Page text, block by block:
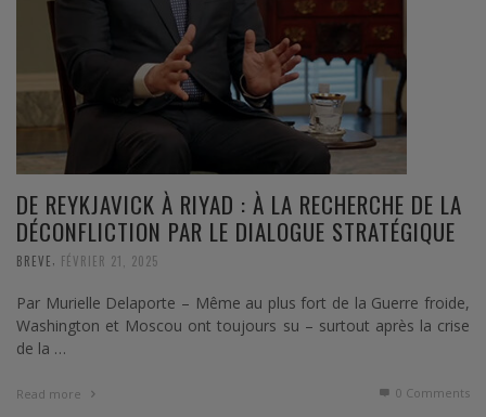
DE REYKJAVICK À RIYAD : À LA RECHERCHE DE LA
DÉCONFLICTION PAR LE DIALOGUE STRATÉGIQUE
BREVE, FÉVRIER 21, 2025
Par Murielle Delaporte – Même au plus fort de la Guerre froide,
Washington et Moscou ont toujours su – surtout après la crise
de la …
Read more 0 Comments